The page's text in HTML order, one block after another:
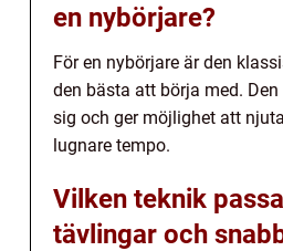
en nybörjare?
För en nybörjare är den
den bästa att börja med.
sig och ger möjlighet att
lugnare tempo.
Vilken teknik
tävlingar och